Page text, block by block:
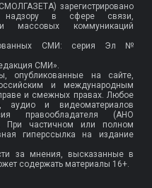
зарегистрировано
в сфере связи,
массовых коммуникаций
СМИ: серия Эл №
СМИ».
опубликованные на сайте,
и международным
и смежных правах. Любое
аудио и видеоматериалов
правообладателя (АНО
При частичном или полном
гиперссылка на издание
за мнения, высказанные в
содержать материалы 16+.